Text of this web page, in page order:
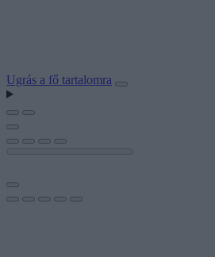
Ugrás a fő tartalomra